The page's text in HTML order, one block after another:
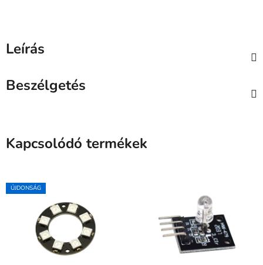
Leírás
Beszélgetés
Kapcsolódó termékek
ÚJDONSÁG